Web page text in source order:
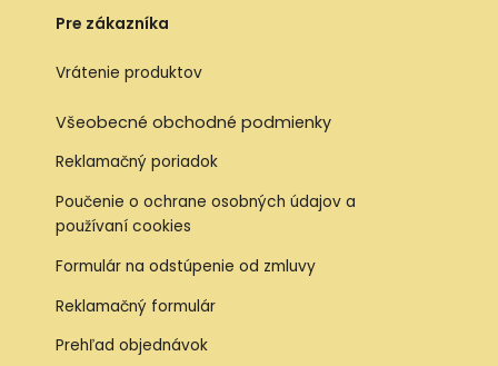
Pre zákazníka
Vrátenie produktov
Všeobecné obchodné podmienky
Reklamačný poriadok
Poučenie o ochrane osobných údajov a
používaní cookies
Formulár na odstúpenie od zmluvy
Reklamačný formulár
Prehľad objednávok